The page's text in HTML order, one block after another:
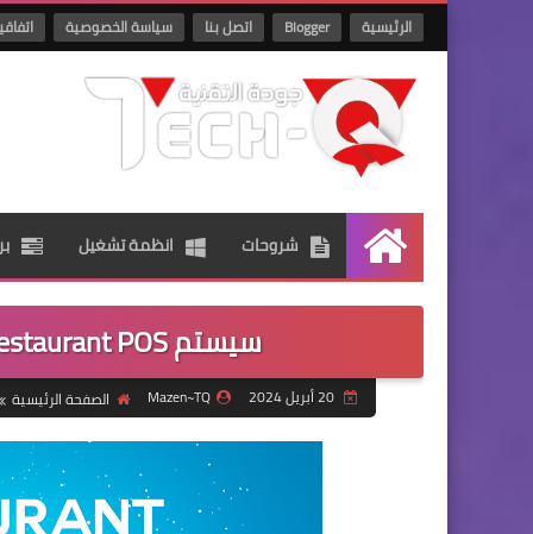
الرئيسية Blogger اتصل بنا سياسة الخصوصية
الرئيسيةشروحات انظمة تشغيل
سيستم TQ Restaurant POS لادارة المطاعم والكافيهات
20 أبريل 2024 Mazen~TQ الصفحة الرئيسية